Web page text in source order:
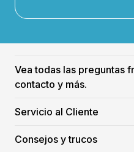
Vea todas las preguntas
contacto y más.
Servicio al Cliente
Consejos y trucos